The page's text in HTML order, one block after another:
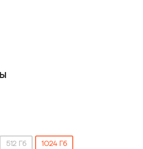
512 Гб 1024 Гб